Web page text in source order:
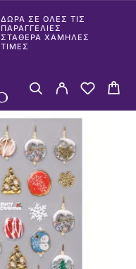
ΔΩΡΑ ΣΕ ΟΛΕΣ ΤΙΣ
ΠΑΡΑΓΓΕΛΙΕΣ
ΣΤΑΘΕΡΑ ΧΑΜΗΛΕΣ
ΤΙΜΕΣ